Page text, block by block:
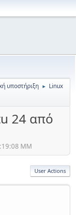
υποστήριξη ► Linux
24 από
ΜΜ
User Actions